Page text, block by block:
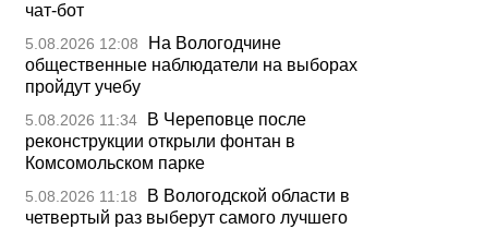
чат-бот
5.08.2026 12:08
На Вологодчине
общественные наблюдатели на выборах
пройдут учебу
5.08.2026 11:34
В Череповце после
реконструкции открыли фонтан в
Комсомольском парке
5.08.2026 11:18
В Вологодской области в
четвертый раз выберут самого лучшего